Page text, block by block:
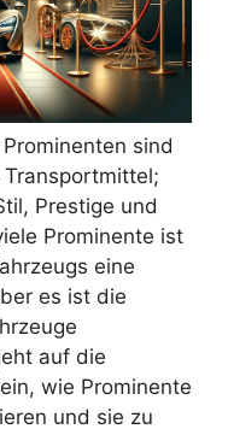
sind
Prestige und
Prominente ist
eine
es ist die
auf die
wie Prominente
und sie zu